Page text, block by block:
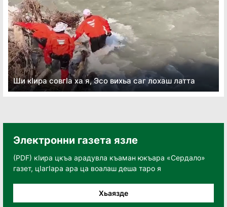
Ши кӏира совгӏа ха я, Эсо вихьа саг лохаш латта
Электронни газета язле
(PDF) кӀира цкъа арадувла къаман юкъара «Сердало»
газет, цӀагӀара ара ца воалаш деша таро я
Хьаязде